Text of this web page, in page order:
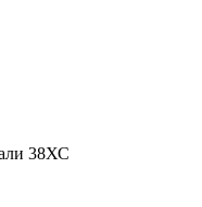
38ХС